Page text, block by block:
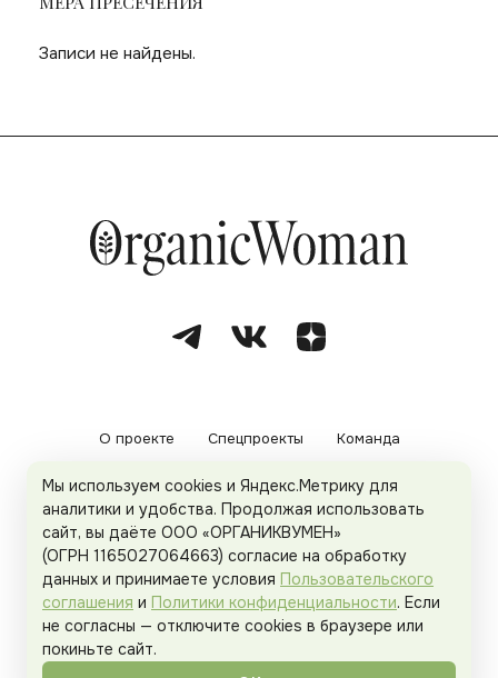
Записи не найдены.
О проекте Спецпроекты Команда
Рекламодателям Политика конфиденциальности
Пользовательское соглашение
Organicwoman.ru . Все права защищены.
Мы используем cookies и Яндекс.Метрику для
аналитики и удобства. Продолжая использовать
сайт, вы даёте ООО «ОРГАНИКВУМЕН»
(ОГРН 1165027064663) согласие на обработку
данных и принимаете условия Пользовательского
соглашения и Политики конфиденциальности. Если
не согласны — отключите cookies в браузере или
покиньте сайт.